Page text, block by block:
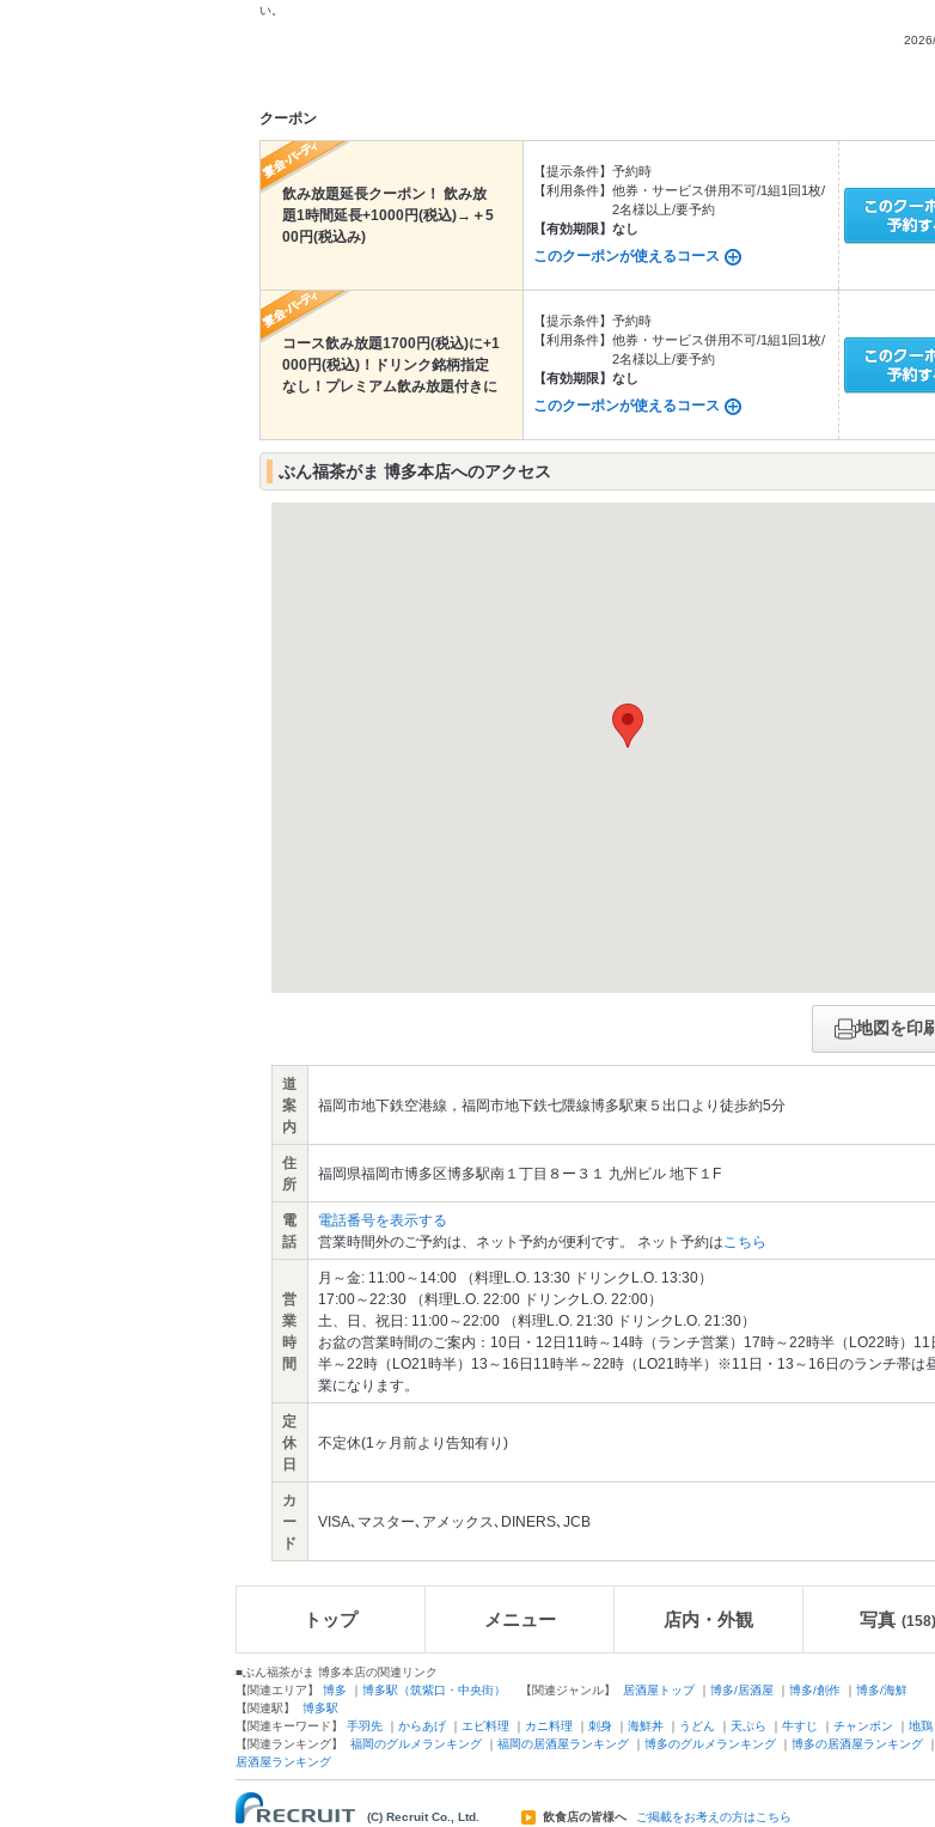
い。
クーポン
飲み放題延長クーポン！ 飲み放
題1時間延長+1000円(税込)→＋5
00円(税込み)
【提示条件】 予約時
【利用条件】 他券・サービス併用不可/1組1回1枚/
2名様以上/要予約
【有効期限】 なし
このクーポンが使えるコース
コース飲み放題1700円(税込)に+1
000円(税込)！ドリンク銘柄指定
なし！プレミアム飲み放題付きに
【提示条件】 予約時
【利用条件】 他券・サービス併用不可/1組1回1枚/
2名様以上/要予約
【有効期限】 なし
このクーポンが使えるコース
ぶん福茶がま 博多本店へのアクセス
地図を印
道
案
内
福岡市地下鉄空港線，福岡市地下鉄七隈線博多駅東５出口より徒歩約5分
住
所
福岡県福岡市博多区博多駅南１丁目８ー３１ 九州ビル 地下１F
電
話
電話番号を表示する
営業時間外のご予約は、ネット予約が便利です。 ネット予約はこちら
営
業
時
間
月～金: 11:00～14:00 （料理L.O. 13:30 ドリンクL.O. 13:30）
17:00～22:30 （料理L.O. 22:00 ドリンクL.O. 22:00）
土、日、祝日: 11:00～22:00 （料理L.O. 21:30 ドリンクL.O. 21:30）
お盆の営業時間のご案内：10日・12日11時～14時（ランチ営業）17時～22時半（LO22時）11
半～22時（LO21時半）13～16日11時半～22時（LO21時半）※11日・13～16日のランチ帯は
業になります。
定
休
日
不定休(1ヶ月前より告知有り)
カ
ー
ド
VISA､マスター､アメックス､DINERS､JCB
トップ メニュー 店内・外観 写真 (158)
■ぶん福茶がま 博多本店の関連リンク
【関連エリア】 博多 ｜ 博多駅（筑紫口・中央街） 【関連ジャンル】 居酒屋トップ｜ 博多/居酒屋 ｜ 博多/創作 ｜ 博多/海鮮
【関連駅】 博多駅
【関連キーワード】 手羽先 ｜ からあげ ｜ エビ料理 ｜ カニ料理 ｜ 刺身 ｜ 海鮮丼 ｜ うどん ｜ 天ぷら ｜ 牛すじ ｜ チャンポン ｜ 地鶏
【関連ランキング】 福岡のグルメランキング ｜ 福岡の居酒屋ランキング ｜ 博多のグルメランキング ｜ 博多の居酒屋ランキング ｜
居酒屋ランキング
(C) Recruit Co., Ltd.
飲食店の皆様へ ご掲載をお考えの方はこちら